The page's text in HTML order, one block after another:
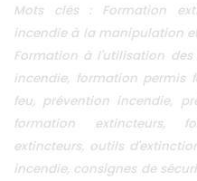
Mots clés : Formation
incendie à la manipulation
Formation à l'utilisation des
incendie, formation permis
feu, prévention incendie,
formation extincteurs,
extincteurs, outils
incendie, consignes de